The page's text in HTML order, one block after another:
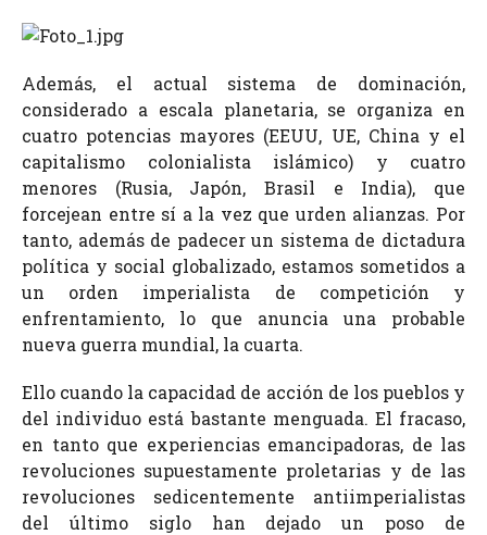
Además, el actual sistema de dominación,
considerado a escala planetaria, se organiza en
cuatro potencias mayores (EEUU, UE, China y el
capitalismo colonialista islámico) y cuatro
menores (Rusia, Japón, Brasil e India), que
forcejean entre sí a la vez que urden alianzas. Por
tanto, además de padecer un sistema de dictadura
política y social globalizado, estamos sometidos a
un orden imperialista de competición y
enfrentamiento, lo que anuncia una probable
nueva guerra mundial, la cuarta.
Ello cuando la capacidad de acción de los pueblos y
del individuo está bastante menguada. El fracaso,
en tanto que experiencias emancipadoras, de las
revoluciones supuestamente proletarias y de las
revoluciones sedicentemente antiimperialistas
del último siglo han dejado un poso de